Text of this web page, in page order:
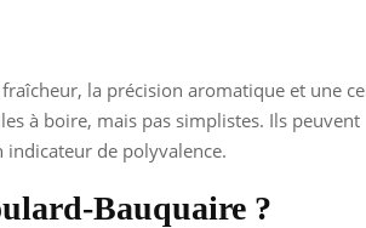
la précision aromatique et une
à boire, mais pas simplistes. Ils peuvent
de polyvalence.
Bauquaire ?